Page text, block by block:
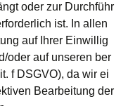
oder zur Durchführ
ist. In allen
auf Ihrer Einwillig
oder auf unseren ber
f DSGVO), da wir ei
Bearbeitung der